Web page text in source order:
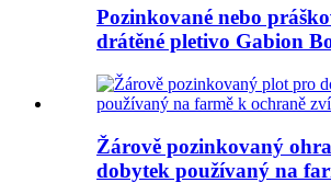
Pozinkované nebo
drátěné pletivo Gabion
Žárově pozinkovaný
dobytek používaný na